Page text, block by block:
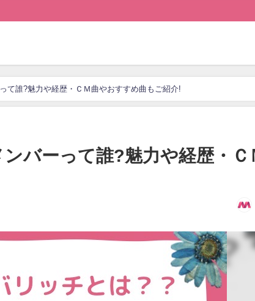
て誰?魅力や経歴・ＣＭ曲やおすすめ曲もご紹介!
バーって誰?魅力や経歴・Ｃ